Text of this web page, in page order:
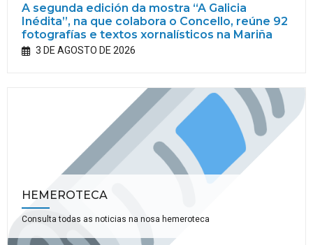
A segunda edición da mostra “A Galicia
Inédita”, na que colabora o Concello, reúne 92
fotografías e textos xornalísticos na Mariña
3 DE AGOSTO DE 2026
HEMEROTECA
Consulta todas as noticias na nosa hemeroteca